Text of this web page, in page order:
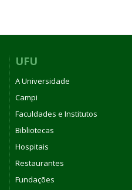
DE
UFU
A Universidade
Campi
Faculdades e Institutos
Bibliotecas
Hospitais
Restaurantes
Fundações